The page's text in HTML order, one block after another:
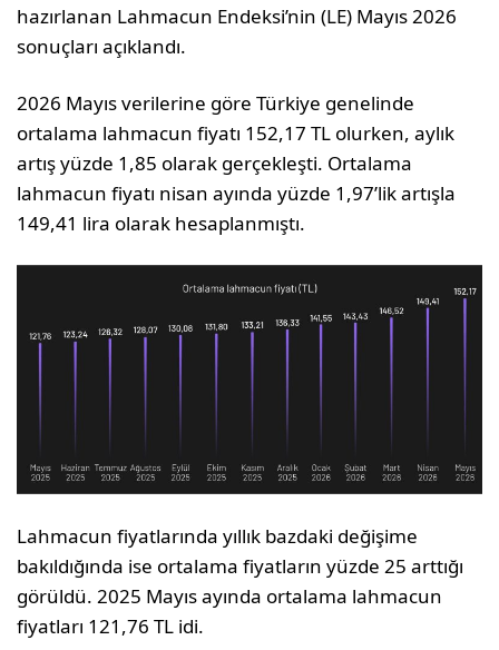
hazırlanan Lahmacun Endeksi’nin (LE) Mayıs 2026
sonuçları açıklandı.
2026 Mayıs verilerine göre Türkiye genelinde
ortalama lahmacun fiyatı 152,17 TL olurken, aylık
artış yüzde 1,85 olarak gerçekleşti. Ortalama
lahmacun fiyatı nisan ayında yüzde 1,97’lik artışla
149,41 lira olarak hesaplanmıştı.
Lahmacun fiyatlarında yıllık bazdaki değişime
bakıldığında ise ortalama fiyatların yüzde 25 arttığı
görüldü. 2025 Mayıs ayında ortalama lahmacun
fiyatları 121,76 TL idi.